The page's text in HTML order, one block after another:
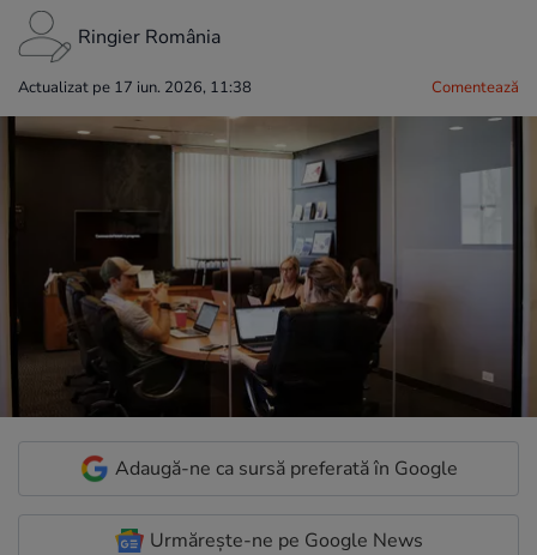
Ringier România
Actualizat pe 17 iun. 2026, 11:38 Comentează
Adaugă-ne ca sursă preferată în Google
Urmărește-ne pe Google News